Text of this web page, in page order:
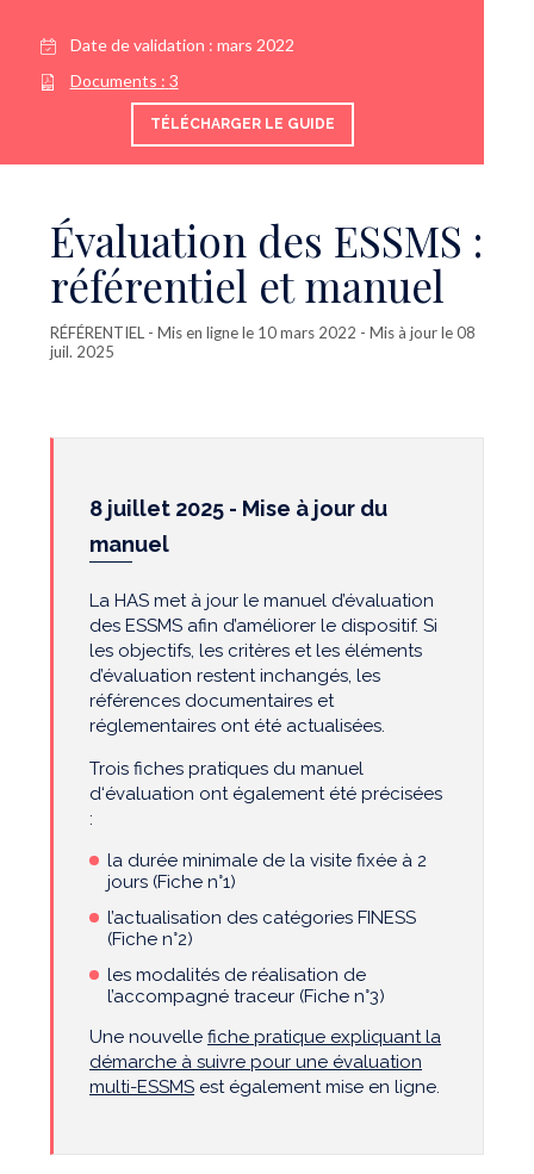
Date de validation : mars 2022
Documents : 3
TÉLÉCHARGER LE GUIDE
Évaluation des ESSMS :
référentiel et manuel
RÉFÉRENTIEL - Mis en ligne le 10 mars 2022 - Mis à jour le 08
juil. 2025
8 juillet 2025 - Mise à jour du
manuel
La HAS met à jour le manuel d’évaluation
des ESSMS afin d’améliorer le dispositif. Si
les objectifs, les critères et les éléments
d’évaluation restent inchangés, les
références documentaires et
réglementaires ont été actualisées.
Trois fiches pratiques du manuel
d‘évaluation ont également été précisées
:
la durée minimale de la visite fixée à 2
jours (Fiche n°1)
l’actualisation des catégories FINESS
(Fiche n°2)
les modalités de réalisation de
l’accompagné traceur (Fiche n°3)
Une nouvelle fiche pratique expliquant la
démarche à suivre pour une évaluation
multi-ESSMS est également mise en ligne.